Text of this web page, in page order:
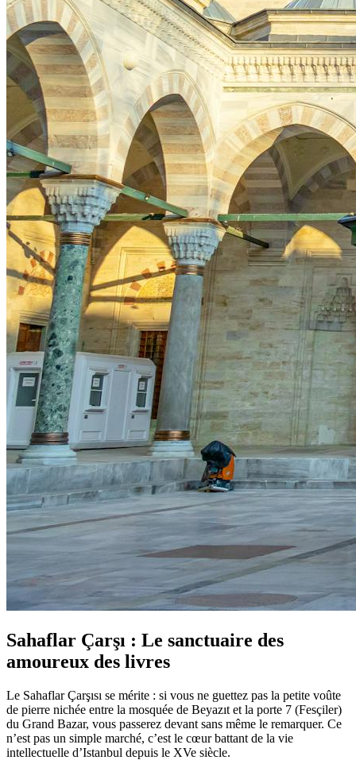
Sahaflar Çarşı : Le sanctuaire des
amoureux des livres
Le Sahaflar Çarşısı se mérite : si vous ne guettez pas la petite voûte
de pierre nichée entre la mosquée de Beyazıt et la porte 7 (Fesçiler)
du Grand Bazar, vous passerez devant sans même le remarquer. Ce
n’est pas un simple marché, c’est le cœur battant de la vie
intellectuelle d’Istanbul depuis le XVe siècle.